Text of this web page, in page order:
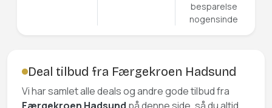
besparelse
nogensinde
Deal tilbud fra Færgekroen Hadsund
Vi har samlet alle deals og andre gode tilbud fra